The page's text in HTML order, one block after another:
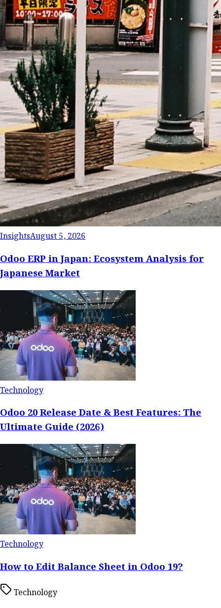
InsightsAugust 5, 2026
Odoo ERP in Japan: Ecosystem Analysis for
Japanese Market
Technology
Odoo 20 Release Date & Best Features: The
Ultimate Guide (2026)
Technology
How to Edit Balance Sheet in Odoo 19?
Technology